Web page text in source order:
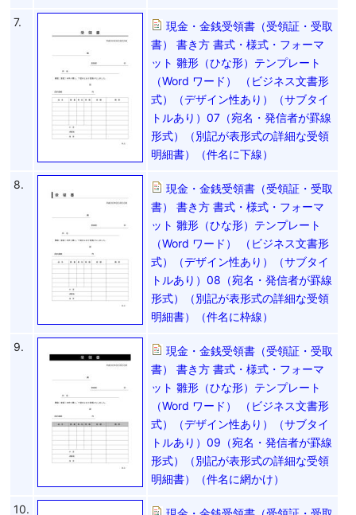
7.
現金・金銭受領書（受領証・受取
書） 書き方 書式・様式・フォーマ
ット 雛形（ひな形）テンプレート
（Word ワード） （ビジネス文書形
式）（デザイン性あり）（サブタイ
トルあり）07（宛名・発信者が罫線
形式）（別記が表形式の詳細な受領
明細書）（件名に下線）
8.
現金・金銭受領書（受領証・受取
書） 書き方 書式・様式・フォーマ
ット 雛形（ひな形）テンプレート
（Word ワード） （ビジネス文書形
式）（デザイン性あり）（サブタイ
トルあり）08（宛名・発信者が罫線
形式）（別記が表形式の詳細な受領
明細書）（件名に枠線）
9.
現金・金銭受領書（受領証・受取
書） 書き方 書式・様式・フォーマ
ット 雛形（ひな形）テンプレート
（Word ワード） （ビジネス文書形
式）（デザイン性あり）（サブタイ
トルあり）09（宛名・発信者が罫線
形式）（別記が表形式の詳細な受領
明細書）（件名に網かけ）
10.